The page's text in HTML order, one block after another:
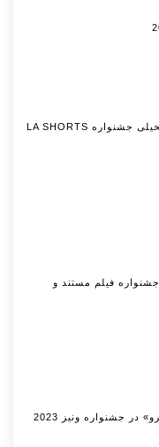
رویاساز بهترین فیلم علمی تخیلی جشنواره LA SHORTS
فیلم مستند و
جشنواره ونیز 2023